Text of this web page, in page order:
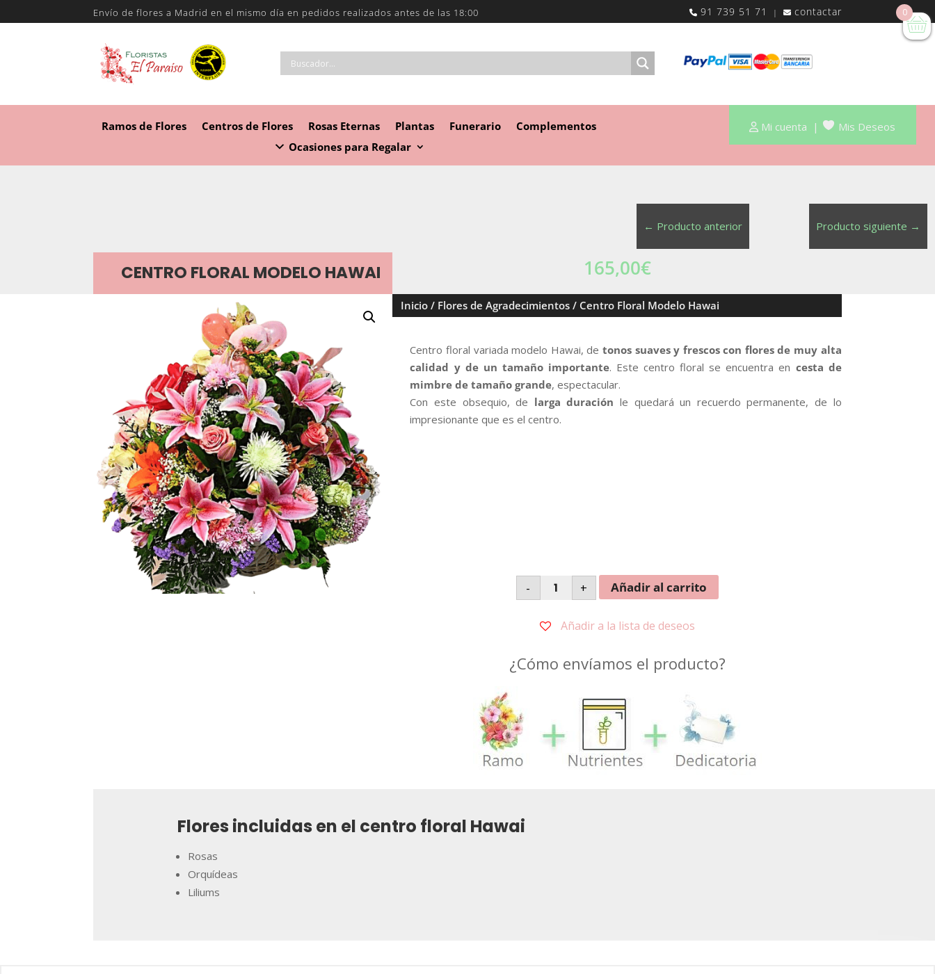
Envío de flores a Madrid en el mismo día en pedidos realizados antes de las 18:00 91 739 51 71 | contactar
Ramos de Flores Centros de Flores Rosas Eternas Plantas Funerario
Complementos
Ocasiones para Regalar
Mi cuenta | Mis Deseos
← Producto anterior Producto siguiente →
CENTRO FLORAL MODELO HAWAI 165,00€
Inicio / Flores de Agradecimientos / Centro Floral Modelo Hawai
Centro floral variada modelo Hawai, de tonos suaves y frescos con flores de muy alta
calidad y de un tamaño importante. Este centro floral se encuentra en cesta de
mimbre de tamaño grande, espectacular.
Con este obsequio, de larga duración le quedará un recuerdo permanente, de lo
impresionante que es el centro.
-
Centro
Floral
Modelo
cantidad
+ Añadir al carrito
Añadir a la lista de deseos
¿Cómo envíamos el producto?
Flores incluidas en el centro floral Hawai
Rosas
Orquídeas
Liliums
0